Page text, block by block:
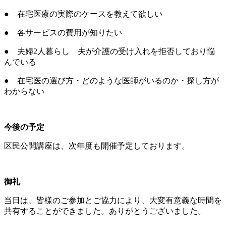
● 在宅医療の実際のケースを教えて欲しい
● 各サービスの費用が知りたい
● 夫婦2 人暮らし 夫が介護の受け入れを拒否しており悩
んでいる
● 在宅医の選び方・どのような医師がいるのか・探し方が
わからない
今後の予定
区民公開講座は、次年度も開催予定しております。
御礼
当日は、皆様のご参加とご協力により、大変有意義な時間を
共有することができました。ありがとうございました。